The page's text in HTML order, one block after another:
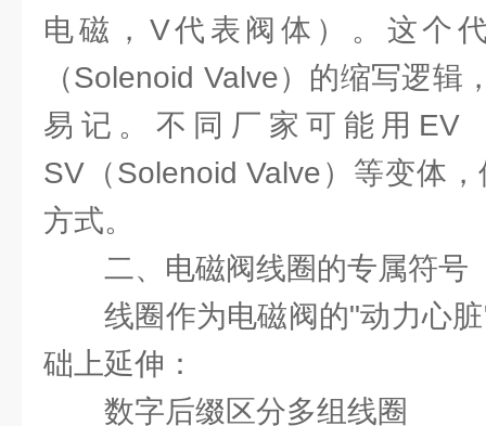
电磁，V代表阀体）。这个
（Solenoid Valve）的缩写逻辑
易记。不同厂家可能用EV
SV（Solenoid Valve）等变体
方式。
二、电磁阀线圈的专属符号
线圈作为电磁阀的"动力心
础上延伸：
数字后缀区分多组线圈